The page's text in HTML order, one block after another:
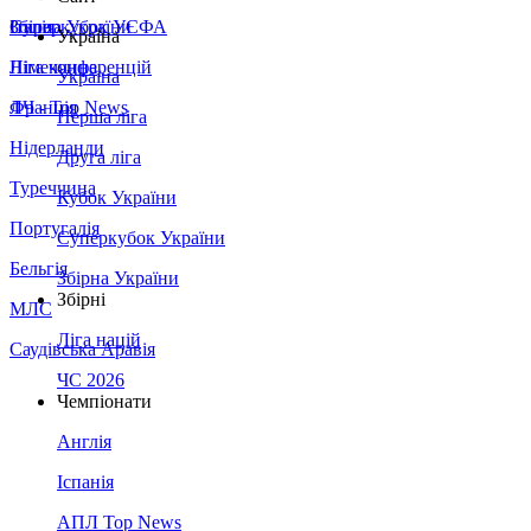
Збірна України
Італія
Німеччина
Франція
Нідерланди
Туреччина
Португалія
Бельгія
МЛС
Саудівська Аравія
Суперкубок УЄФА
Ліга конференцій
ЛЧ - Top News
Україна
Україна
Перша ліга
Друга ліга
Кубок України
Суперкубок України
Збірна України
Збірні
Ліга націй
ЧС 2026
Чемпіонати
Англія
Іспанія
АПЛ Top News